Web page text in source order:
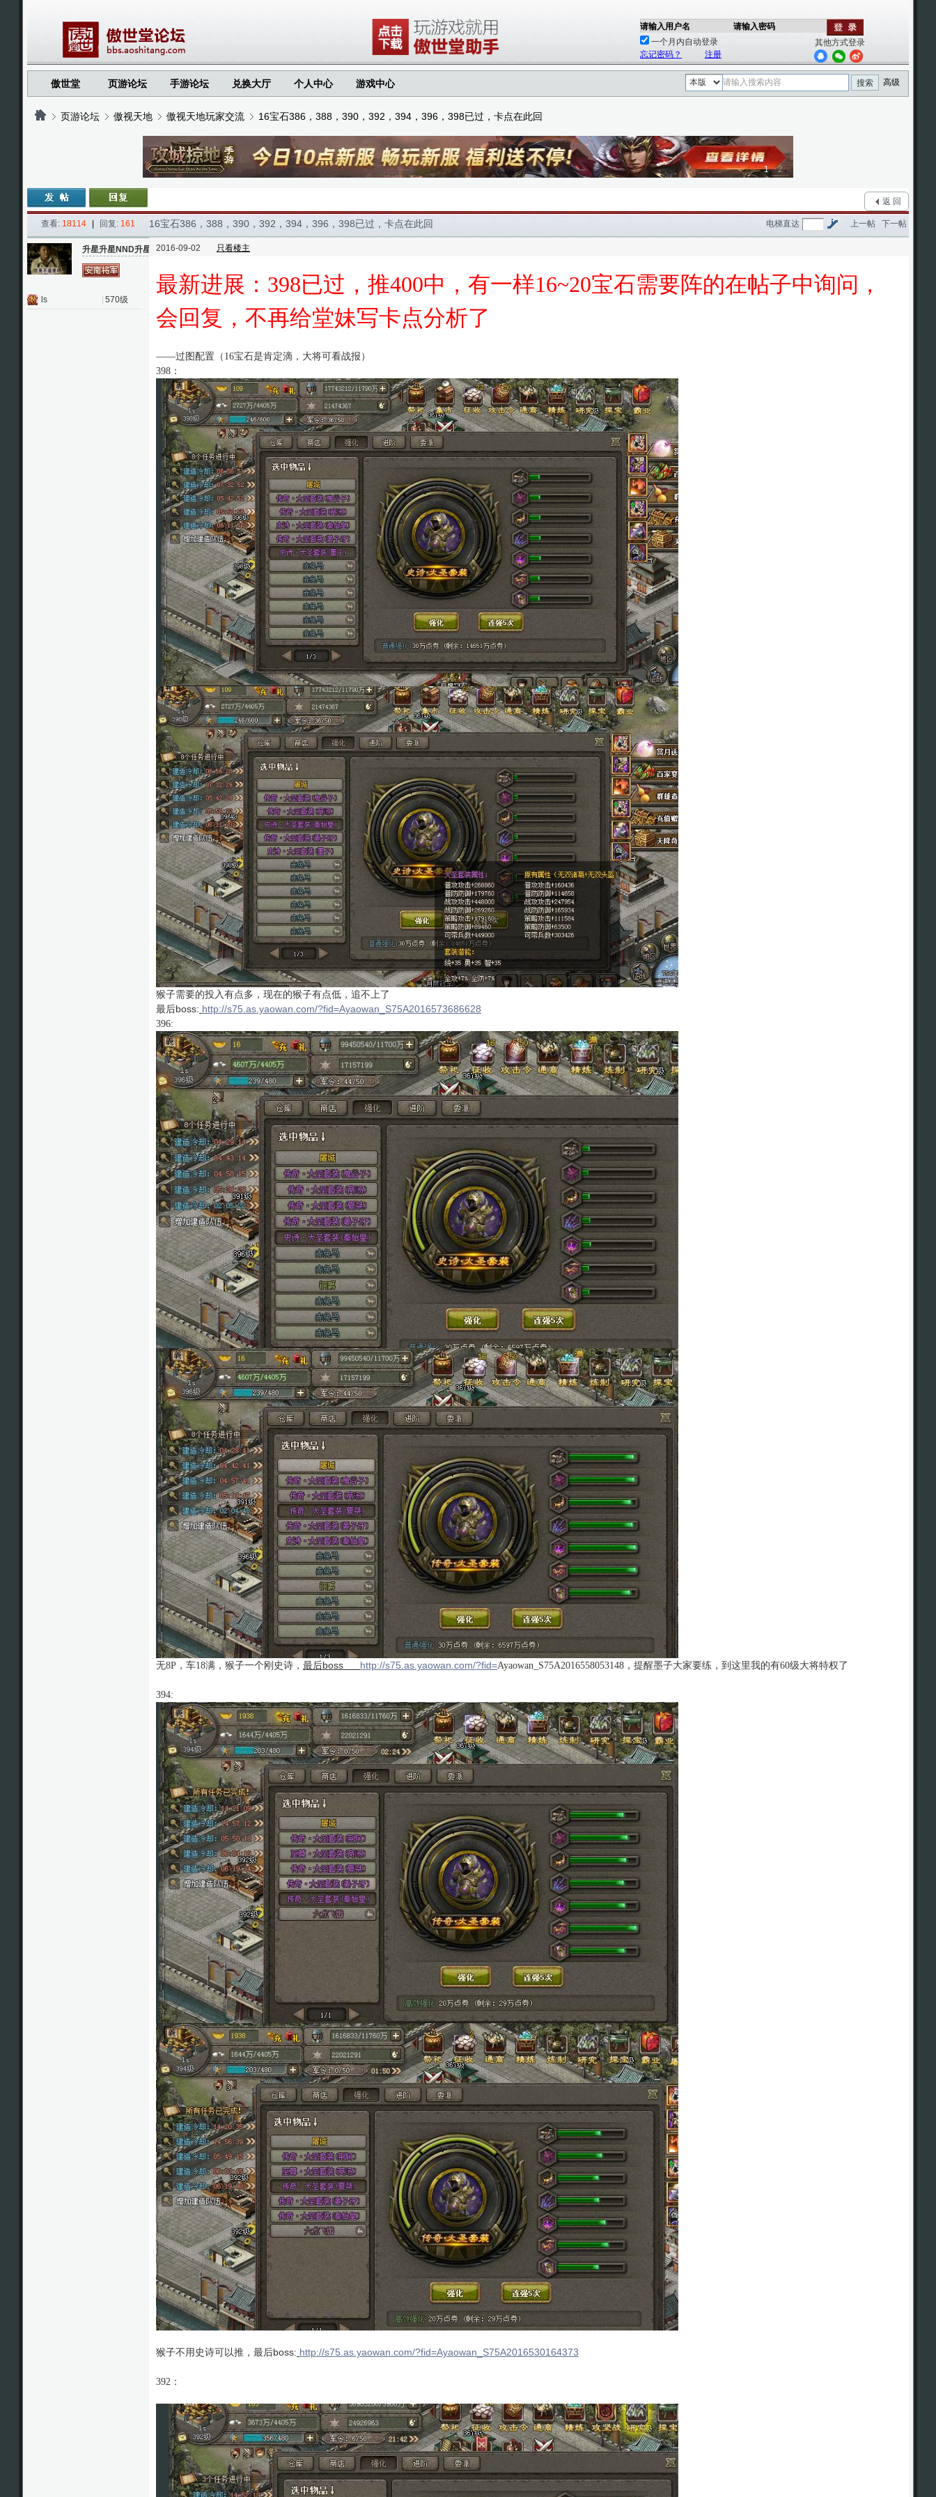
请输入用户名
请输入密码
一个月内自动登录
忘记密码？
注册
其他方式登录
傲世堂 页游论坛 手游论坛 兑换大厅 个人中心 游戏中心 搜索 高级
页游论坛 傲视天地
›
傲视天地玩家交流 16宝石386，388，390，392，394，396，398已过，卡点在此回
1 2
返 回
查看: 18114 回复: 161 16宝石386，388，390，392，394，396，398已过，卡点在此回 上一帖 下一帖
电梯直达
升星升星NND升星
ls 570级
2016-09-02 只看楼主
最新进展：398已过，推400中，有一样16~20宝石需要阵的在帖子中询问，
会回复，不再给堂妹写卡点分析了
——过图配置（16宝石是肯定滴，大将可看战报）
398：
猴子需要的投入有点多，现在的猴子有点低，追不上了
最后boss: http://s75.as.yaowan.com/?fid=Ayaowan_S75A2016573686628
396:
无8P，车18满，猴子一个刚史诗， 最后boss http://s75.as.yaowan.com/?fid=Ayaowan_S75A2016558053148，提醒墨子大家要练，到这里我的有60级大将特权了
394:
猴子不用史诗可以推，最后boss: http://s75.as.yaowan.com/?fid=Ayaowan_S75A2016530164373
392：